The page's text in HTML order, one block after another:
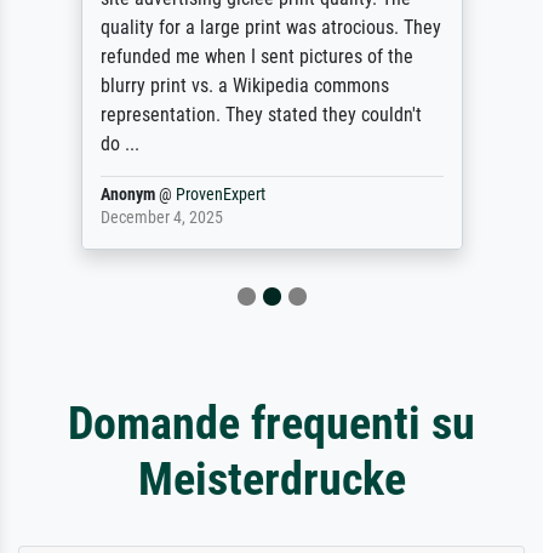
quality for a large print was atrocious. They
refunded me when I sent pictures of the
blurry print vs. a Wikipedia commons
representation. They stated they couldn't
do ...
Anonym@ ProvenExpert
December 4, 2025
Domande frequenti su
Meisterdrucke